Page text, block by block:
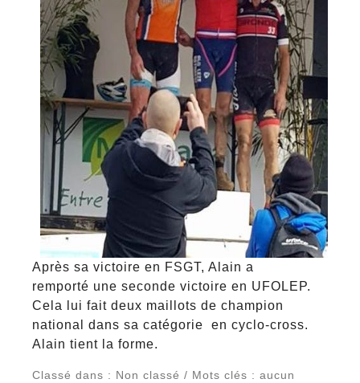
Après sa victoire en FSGT, Alain a
remporté une seconde victoire en UFOLEP.
Cela lui fait deux maillots de champion
national dans sa catégorie en cyclo-cross.
Alain tient la forme.
Classé dans : Non classé / Mots clés : aucun